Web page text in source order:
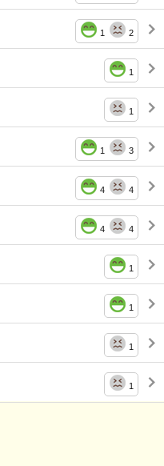
1 2
1
1
1 3
4 4
4 4
1
1
1
1